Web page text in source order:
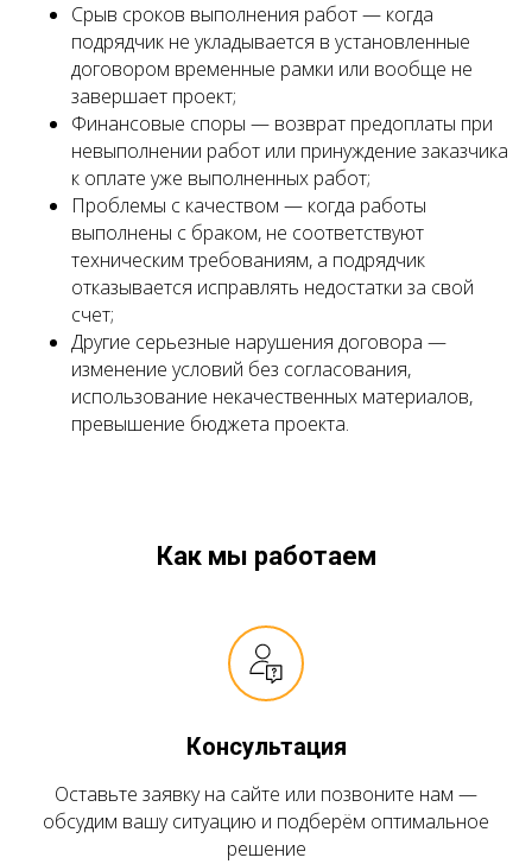
Срыв сроков выполнения работ — когда
подрядчик не укладывается в установленные
договором временные рамки или вообще не
завершает проект;
Финансовые споры — возврат предоплаты при
невыполнении работ или принуждение заказчика
к оплате уже выполненных работ;
Проблемы с качеством — когда работы
выполнены с браком, не соответствуют
техническим требованиям, а подрядчик
отказывается исправлять недостатки за свой
счет;
Другие серьезные нарушения договора —
изменение условий без согласования,
использование некачественных материалов,
превышение бюджета проекта.
Как мы работаем
Консультация
Оставьте заявку на сайте или позвоните нам —
обсудим вашу ситуацию и подберём оптимальное
решение